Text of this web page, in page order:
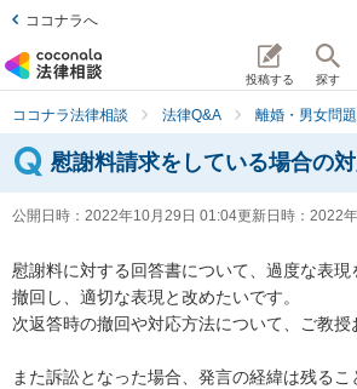
ココナラへ
投稿する 探す
ココナラ法律相談 法律Q&A 離婚・男女問
慰謝料請求をしている場合の対
公開日時： 2022年10月29日 01:04更新日時： 2022
慰謝料に対する回答書について、過度な表現
撤回し、適切な表現と改めたいです。
次返答時の撤回や対応方法について、ご教授
また訴訟となった場合、発言の経緯は残る